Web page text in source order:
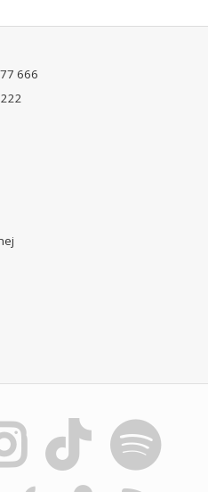
666